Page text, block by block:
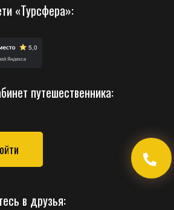
«Турсфера»:
путешественника:
в друзья: